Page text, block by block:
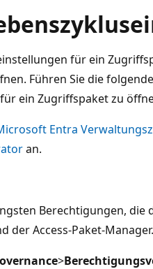
für ein
Führen Sie die
ein Zugriffspaket zu
Entra
an.
Berechtigungen, die
der Access-Paket-Manager.
>